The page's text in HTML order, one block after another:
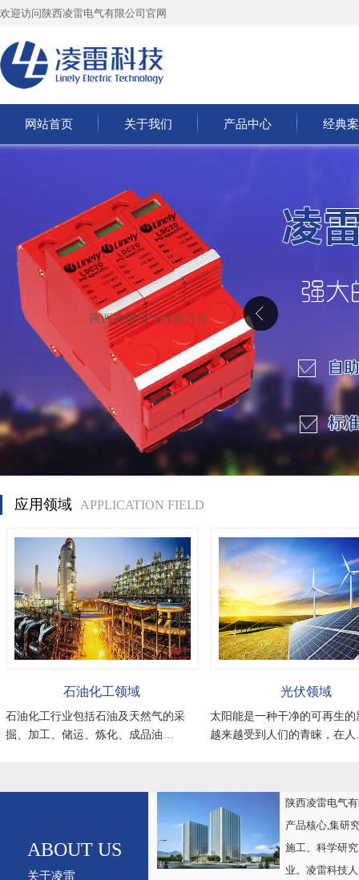
欢迎访问陕西凌雷电气有限公司官网
网站首页 关于我们 产品中心 经典
应用领域 APPLICATION FIELD
石油化工领域
石油化工行业包括石油及天然气的采
掘、加工、储运、炼化、成品油…
光伏领域
太阳能是一种干净的可再生
越来越受到人们的青睐，在
ABOUT US
关于凌雷
陕西凌雷电气
产品核心,集研
施工、科学研
业。凌雷科技